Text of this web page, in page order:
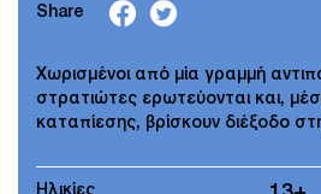
Share
Χωρισμένοι από μία γραμμή
στρατιώτες ερωτεύονται και,
καταπίεσης, βρίσκουν διέξοδο
Ηλικίες